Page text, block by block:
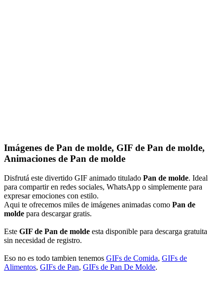
Imágenes de Pan de molde, GIF de Pan de molde,
Animaciones de Pan de molde
Disfrutá este divertido GIF animado titulado Pan de molde. Ideal
para compartir en redes sociales, WhatsApp o simplemente para
expresar emociones con estilo.
Aqui te ofrecemos miles de imágenes animadas como Pan de
molde para descargar gratis.
Este GIF de Pan de molde esta disponible para descarga gratuita
sin necesidad de registro.
Eso no es todo tambien tenemos GIFs de Comida, GIFs de
Alimentos, GIFs de Pan, GIFs de Pan De Molde.